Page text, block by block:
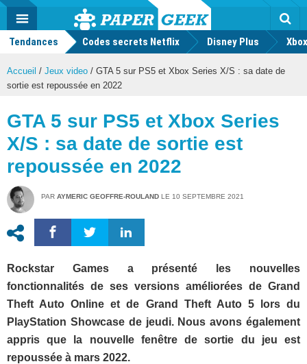
Actu
geek
MENU
Tendances Codes secrets Netflix Disney Plus
Accueil / Jeux video / GTA 5 sur PS5 et Xbox Series X/S : sa date de
sortie est repoussée en 2022
GTA 5 sur PS5 et Xbox Series
X/S : sa date de sortie est
repoussée en 2022
PAR AYMERIC GEOFFRE-ROULAND LE 10 SEPTEMBRE 2021
Rockstar Games a présenté les nouvelles
fonctionnalités de ses versions améliorées de Grand
Theft Auto Online et de Grand Theft Auto 5 lors du
PlayStation Showcase de jeudi. Nous avons également
appris que la nouvelle fenêtre de sortie du jeu est
repoussée à mars 2022.
Mode
FacebookTwitter Youtube